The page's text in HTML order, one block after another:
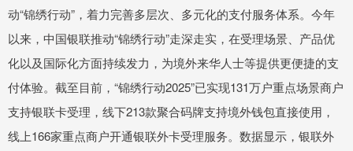
动“锦绣行动”，着力完善多层次、多元化的支付服务体系。今年
以来，中国银联推动“锦绣行动”走深走实，在受理场景、产品优
化以及国际化方面持续发力，为境外来华人士等提供更便捷的支
付体验。截至目前，“锦绣行动2025”已实现131万户重点场景商户
支持银联卡受理，线下213款聚合码牌支持境外钱包直接使用，
线上166家重点商户开通银联外卡受理服务。数据显示，银联外